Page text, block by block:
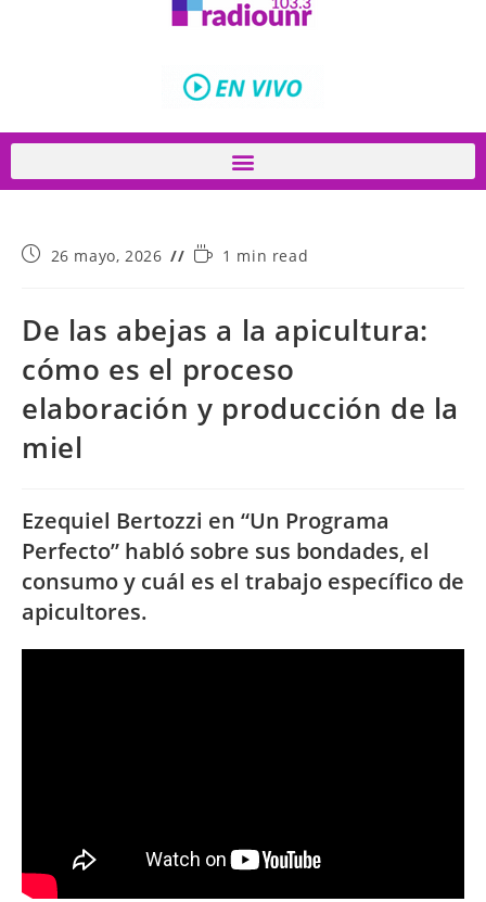
26 mayo, 2026 1 min read
De las abejas a la apicultura:
cómo es el proceso
elaboración y producción de la
miel
Ezequiel Bertozzi en “Un Programa
Perfecto” habló sobre sus bondades, el
consumo y cuál es el trabajo específico de
apicultores.